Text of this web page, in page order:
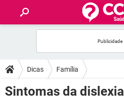
FÓRUM
SAÚDE
Dicas Família
Sintomas da dislexia